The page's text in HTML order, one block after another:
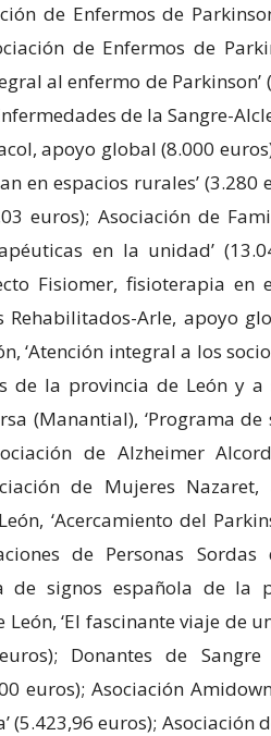
de Enfermos de
de Enfermos de
al enfermo de Parkinson’
de la Sangre-
apoyo global (8.000
en espacios rurales’
euros); Asociación de
en la unidad’
Fisiomer, fisioterapia en
Rehabilitados-Arle, apoyo
‘Atención integral a los
de la provincia de León y a
(Manantial), ‘Programa
de Alzheimer
de Mujeres
‘Acercamiento del
de Personas
de signos española de la
León, ‘El fascinante viaje de
Donantes de
euros); Asociación
(5.423,96 euros); Asociación